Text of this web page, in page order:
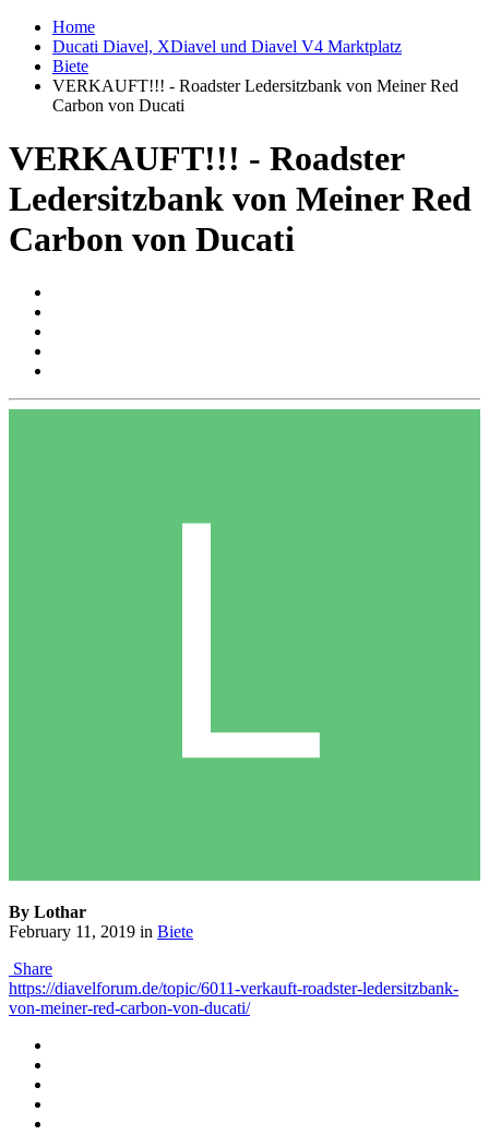
Home
Ducati Diavel, XDiavel und Diavel V4 Marktplatz
Biete
VERKAUFT!!! - Roadster Ledersitzbank von Meiner Red
Carbon von Ducati
VERKAUFT!!! - Roadster
Ledersitzbank von Meiner Red
Carbon von Ducati
By Lothar
February 11, 2019 in Biete
Share
https://diavelforum.de/topic/6011-verkauft-roadster-ledersitzbank-
von-meiner-red-carbon-von-ducati/